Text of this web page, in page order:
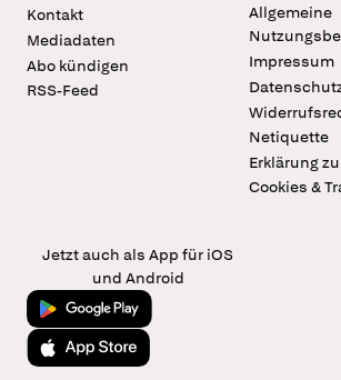
Kontakt
Mediadaten
Abo kündigen
RSS-Feed
Allgemeine
Impressum
Netiquette
Erklärung
Cookies &
Jetzt auch als App für iOS
und Android
Jetzt bei Google Play
Laden im App Store